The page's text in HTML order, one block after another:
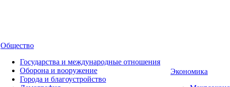
Общество
Государства и международные отношения
Оборона и вооружение
Города и благоустройство
Экономика